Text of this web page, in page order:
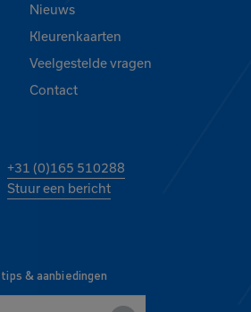
Nieuws
Kleurenkaarten
Veelgestelde vragen
Contact
+31 (0)165 510288
Stuur een bericht
& aanbiedingen